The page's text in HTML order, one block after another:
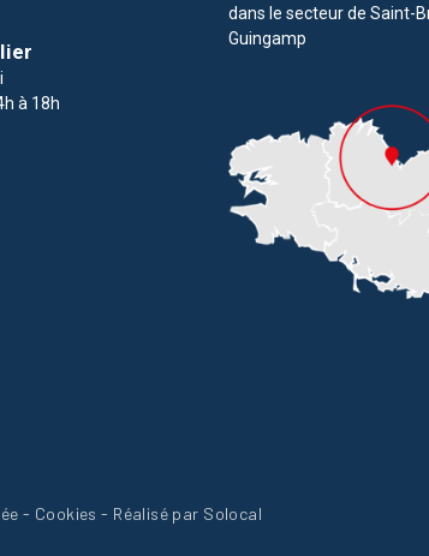
à 18h
dans le secteur de Saint-
Guingamp
- Cookies - Réalisé par Solocal